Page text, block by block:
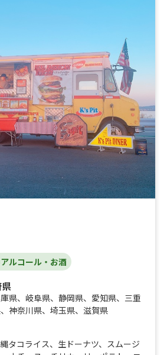
ョコわらびもち、フルーツソーダ、
ドッグ、サルサドッグ、唐揚げ、ク
ルコール・お酒
県、 岐阜県、 静岡県、 愛知県、 三重
、 神奈川県、 埼玉県、 滋賀県
タコライス、生ドーナツ、スムージ